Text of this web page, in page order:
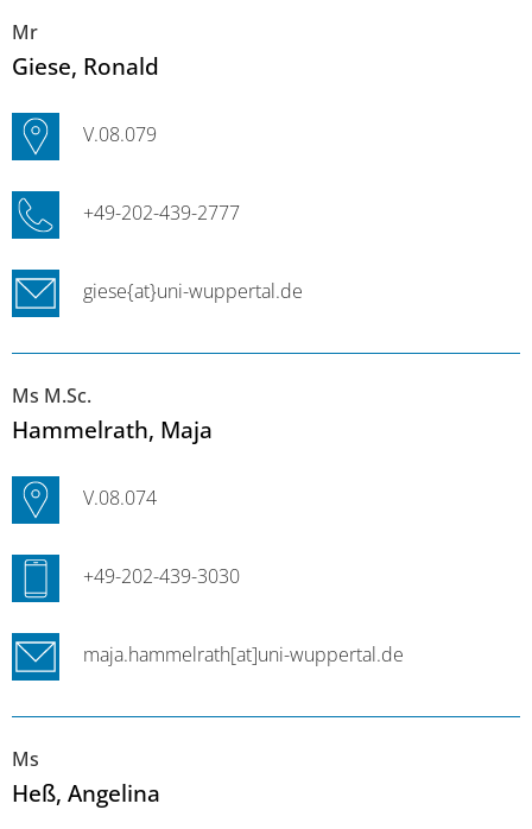
Mr
Giese, Ronald
V.08.079
+49-202-439-2777
giese{at}uni-wuppertal.de
Ms M.Sc.
Hammelrath, Maja
V.08.074
+49-202-439-3030
maja.hammelrath[at]uni-wuppertal.de
Ms
Heß, Angelina